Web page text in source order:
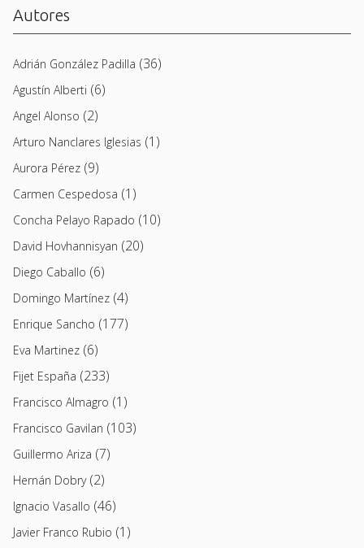
Autores
Adrián González Padilla (36)
Agustín Alberti (6)
Angel Alonso (2)
Arturo Nanclares Iglesias (1)
Aurora Pérez (9)
Carmen Cespedosa (1)
Concha Pelayo Rapado (10)
David Hovhannisyan (20)
Diego Caballo (6)
Domingo Martínez (4)
Enrique Sancho (177)
Eva Martinez (6)
Fijet España (233)
Francisco Almagro (1)
Francisco Gavilan (103)
Guillermo Ariza (7)
Hernán Dobry(2)
Ignacio Vasallo (46)
Javier Franco Rubio (1)